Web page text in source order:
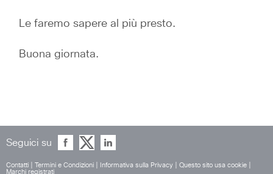
Le faremo sapere al più presto.
Buona giornata.
Seguici su
Contatti Termini e Condizioni Informativa sulla Privacy Questo sito usa cookie
Marchi registrati